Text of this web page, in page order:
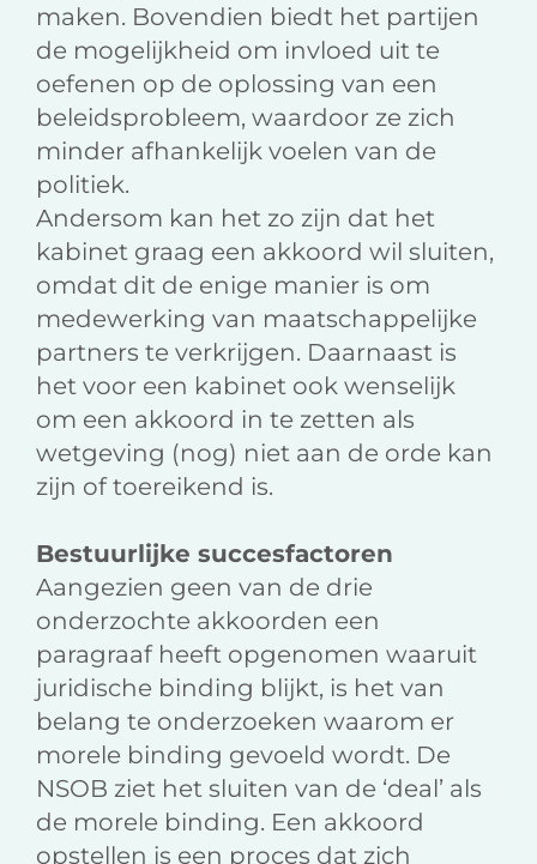
maken. Bovendien biedt het partijen
de mogelijkheid om invloed uit te
oefenen op de oplossing van een
beleidsprobleem, waardoor ze zich
minder afhankelijk voelen van de
politiek.
Andersom kan het zo zijn dat het
kabinet graag een akkoord wil sluiten,
omdat dit de enige manier is om
medewerking van maatschappelijke
partners te verkrijgen. Daarnaast is
het voor een kabinet ook wenselijk
om een akkoord in te zetten als
wetgeving (nog) niet aan de orde kan
zijn of toereikend is.
Bestuurlijke succesfactoren
Aangezien geen van de drie
onderzochte akkoorden een
paragraaf heeft opgenomen waaruit
juridische binding blijkt, is het van
belang te onderzoeken waarom er
morele binding gevoeld wordt. De
NSOB ziet het sluiten van de ‘deal’ als
de morele binding. Een akkoord
opstellen is een proces dat zich